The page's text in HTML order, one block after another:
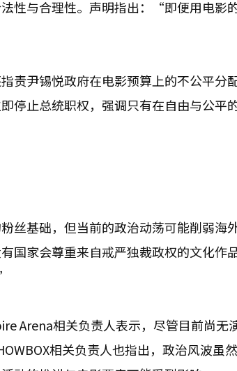
性与合理性。声明指出：“即便用电影
责尹锡悦政府在电影预算上的不公平分
停止总统职权，强调只有在自由与公平
丝基础，但当前的政治动荡可能削弱海
国家会尊重来自戒严独裁政权的文化作
Arena相关负责人表示，尽管目前尚无
相关负责人也指出，政治风波虽